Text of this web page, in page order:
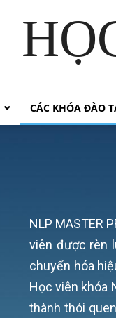
CÁC KHÓA ĐÀO
NLP MASTER
viên được rèn
chuyển hóa
Học viên khóa
thành thói